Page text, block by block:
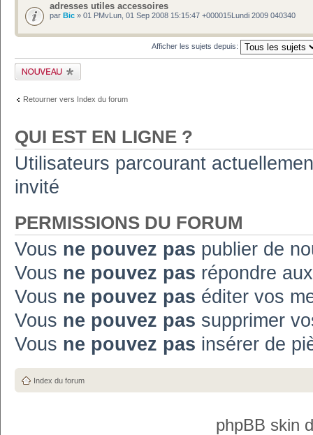
adresses utiles accessoires
par Bic » 01 PMvLun, 01 Sep 2008 15:15:47 +000015Lundi 2009 040340
Afficher les sujets depuis:
Publier un nouveau
sujet
Retourner vers Index du forum
QUI EST EN LIGNE ?
Utilisateurs parcourant
invité
PERMISSIONS DU FORUM
Vous ne pouvez pas publier de
Vous ne pouvez pas répondre
Vous ne pouvez pas éditer vos
Vous ne pouvez pas supprimer
Vous ne pouvez pas insérer de
Index du forum
phpBB skin